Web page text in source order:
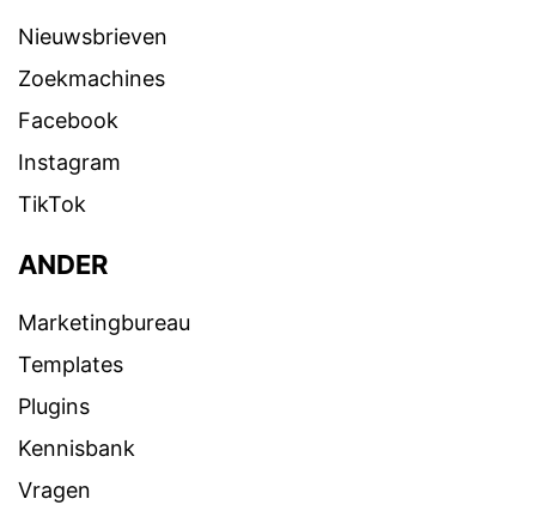
Nieuwsbrieven
Zoekmachines
Facebook
Instagram
TikTok
ANDER
Marketingbureau
Templates
Plugins
Kennisbank
Vragen